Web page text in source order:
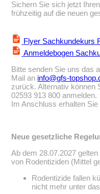
Sichern Sie sich jetzt
frühzeitig auf die neuen
Flyer Sachkundekurs
Anmeldebogen
Bitte senden Sie uns das
Mail an info@gfs-
zurück. Alternativ können
02593 913 800 anmelden.
Im Anschluss erhalten
Neue gesetzliche
Ab dem 28.07.2027
von Rodentiziden (Mittel
Rodentizide fallen
nicht mehr unter